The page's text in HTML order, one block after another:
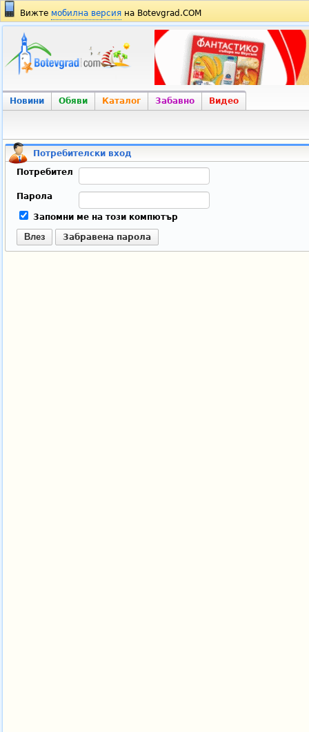
Вижте мобилна версия на Botevgrad.COM
Новини Обяви Каталог Забавно Видео
Потребителски вход
Потребител
Парола
Запомни ме на този компютър
Влез Забравена парола